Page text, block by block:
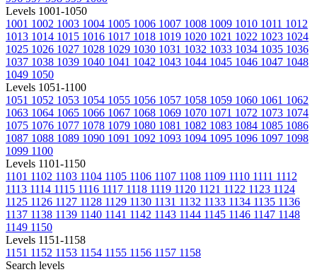
Levels 1001-1050
1001 1002 1003 1004 1005 1006 1007 1008 1009 1010 1011 1012
1013 1014 1015 1016 1017 1018 1019 1020 1021 1022 1023 1024
1025 1026 1027 1028 1029 1030 1031 1032 1033 1034 1035 1036
1037 1038 1039 1040 1041 1042 1043 1044 1045 1046 1047 1048
1049 1050
Levels 1051-1100
1051 1052 1053 1054 1055 1056 1057 1058 1059 1060 1061 1062
1063 1064 1065 1066 1067 1068 1069 1070 1071 1072 1073 1074
1075 1076 1077 1078 1079 1080 1081 1082 1083 1084 1085 1086
1087 1088 1089 1090 1091 1092 1093 1094 1095 1096 1097 1098
1099 1100
Levels 1101-1150
1101 1102 1103 1104 1105 1106 1107 1108 1109 1110 1111 1112
1113 1114 1115 1116 1117 1118 1119 1120 1121 1122 1123 1124
1125 1126 1127 1128 1129 1130 1131 1132 1133 1134 1135 1136
1137 1138 1139 1140 1141 1142 1143 1144 1145 1146 1147 1148
1149 1150
Levels 1151-1158
1151 1152 1153 1154 1155 1156 1157 1158
Search levels